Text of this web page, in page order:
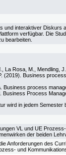
und interaktiver Diskurs
verfügbar. Die
bearbeiten.
La Rosa, M., Mendling,
(2019). Business
Business process
Business Process
wird in jedem Semester
VL und UE
der beiden
Anforderungen des
und